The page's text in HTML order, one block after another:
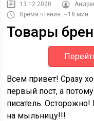
13.12.2020
Время чтения: ~18 мин.
Товары
Всем привет! Сразу
первый пост, а
писатель.
на мыльницу!!!